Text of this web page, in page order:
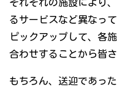
それぞれの施設により
るサービスなど異なっ
ピックアップして、各
合わせすることから皆
もちろん、送迎であっ